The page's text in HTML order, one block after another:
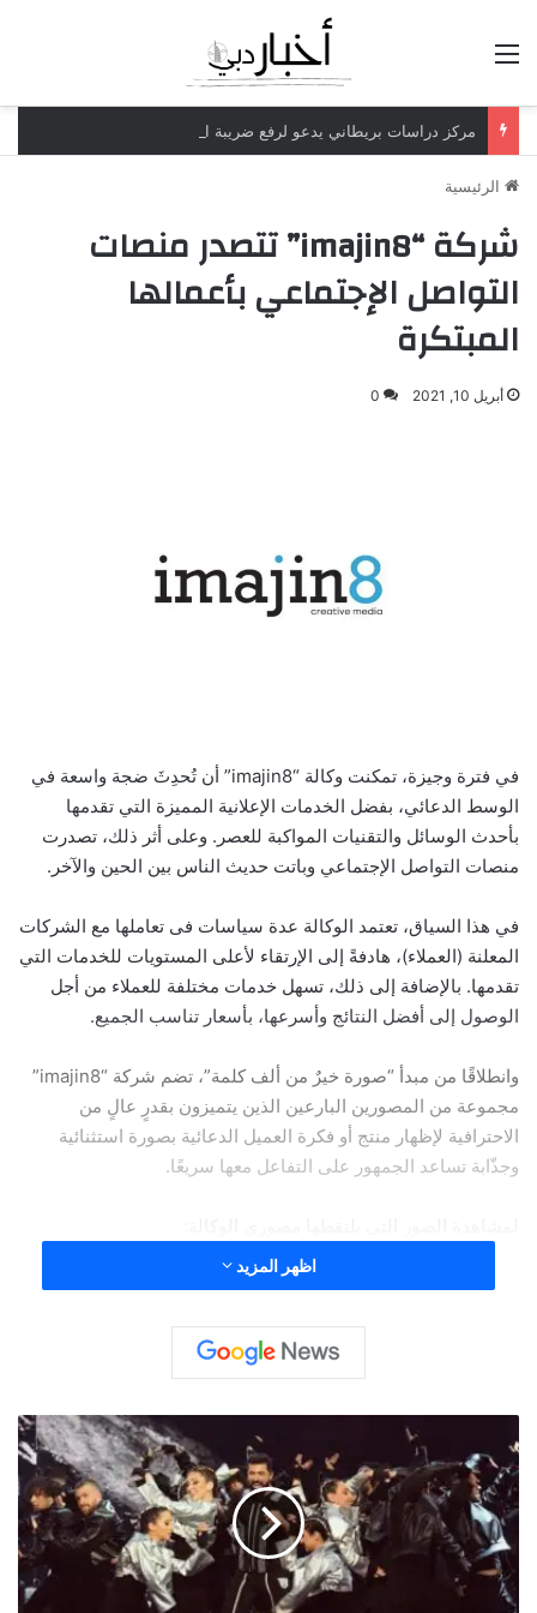
مركز دراسات بريطاني يدعو لرفع ضريبة الدخل إلى 52%
الرئيسية
شركة “imajin8” تتصدر منصات
التواصل الإجتماعي بأعمالها
المبتكرة
أبريل 10, 2021 0
في فترة وجيزة، تمكنت وكالة “imajin8” أن تُحدِثَ ضجة واسعة في
الوسط الدعائي، بفضل الخدمات الإعلانية المميزة التي تقدمها
بأحدث الوسائل والتقنيات المواكبة للعصر. وعلى أثر ذلك، تصدرت
منصات التواصل الإجتماعي وباتت حديث الناس بين الحين والآخر.
في هذا السياق، تعتمد الوكالة عدة سياسات فى تعاملها مع الشركات
المعلنة (العملاء)، هادفةً إلى الإرتقاء لأعلى المستويات للخدمات التي
تقدمها. بالإضافة إلى ذلك، تسهل خدمات مختلفة للعملاء من أجل
الوصول إلى أفضل النتائج وأسرعها، بأسعار تناسب الجميع.
وانطلاقًا من مبدأ “صورة خيرٌ من ألف كلمة”، تضم شركة “imajin8”
مجموعة من المصورين البارعين الذين يتميزون بقدرٍ عالٍ من
الاحترافية لإظهار منتج أو فكرة العميل الدعائية بصورة استثنائية
وجذّابة تساعد الجمهور على التفاعل معها سريعًا.
اظهر المزيد
ي
ف
ن
ل
ف